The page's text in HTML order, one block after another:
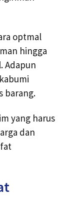
optmal
hingga
Adapun
barang.
yang harus
dan